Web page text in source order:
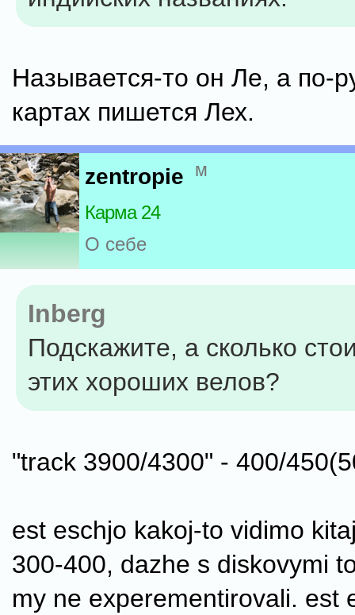
Называется-то он Ле, а по-
картах пишется Лех.
zentropie м
Карма 24
О себе
Inberg
Подскажите, а сколько
этих хороших велов?
"track 3900/4300" - 400/
est eschjo kakoj-to vidimo
300-400, dazhe s diskovymi
my ne experementirovali. est